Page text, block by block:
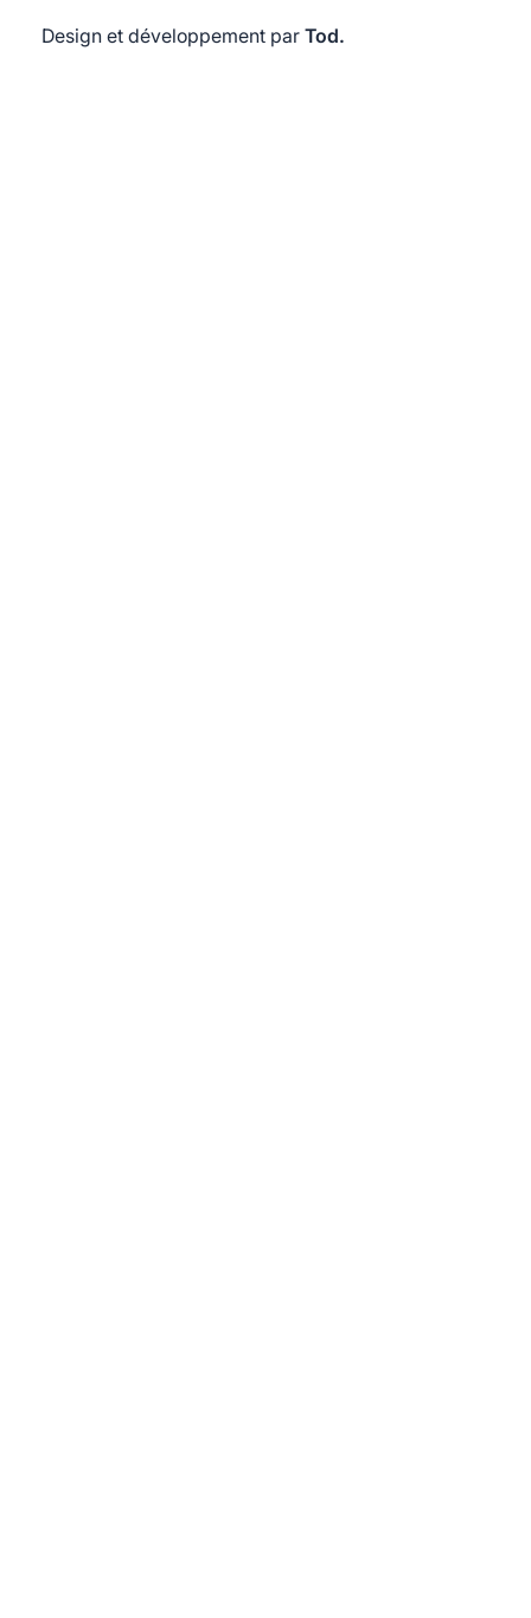
Design et développement par Tod.